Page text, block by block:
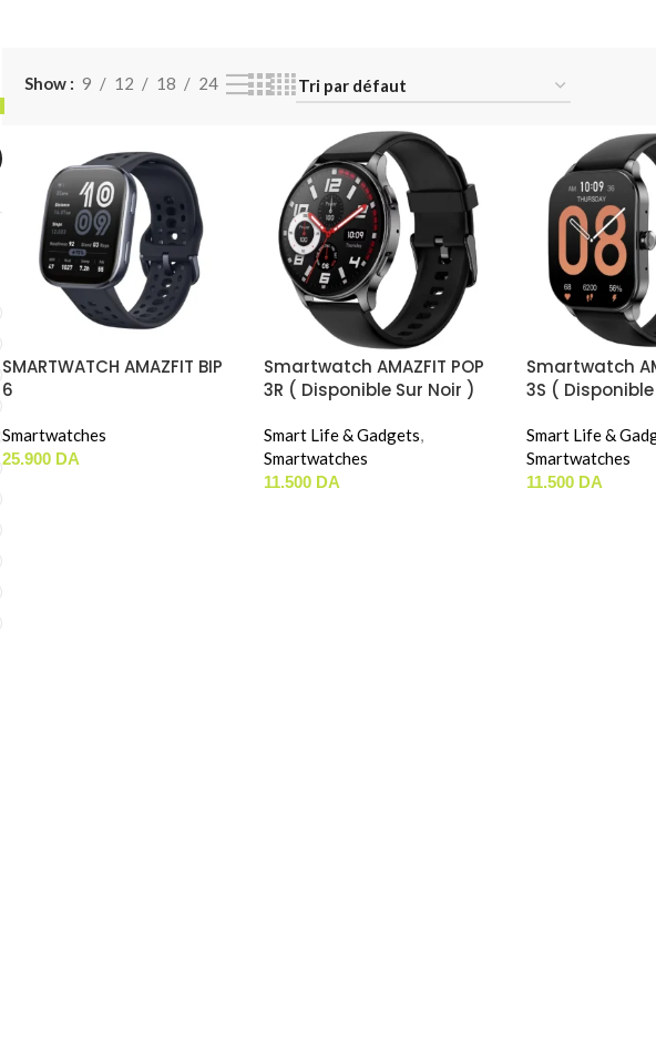
Show 9 12 18 24
SMARTWATCH AMAZFIT BIP
6
Smartwatches
25.900 DA
Smartwatch AMAZFIT POP
3R ( Disponible Sur Noir )
Smart Life & Gadgets,
Smartwatches
11.500 DA
Smartwatch
3S (
Smart Life &
Smartwatches
11.500 DA